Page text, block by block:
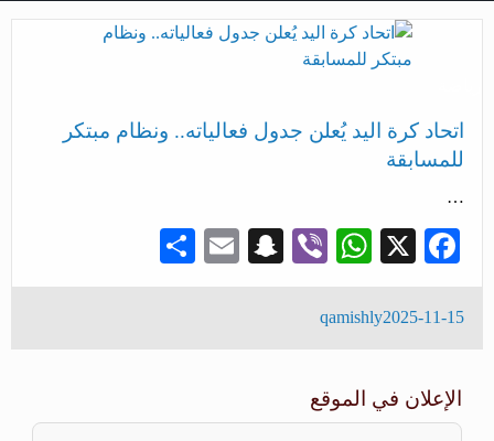
اتحاد كرة اليد يُعلن جدول فعالياته.. ونظام مبتكر
للمسابقة
…
Facebook
X
WhatsApp
Viber
Snapchat
Email
2025-11-15
qamishly
الإعلان في الموقع